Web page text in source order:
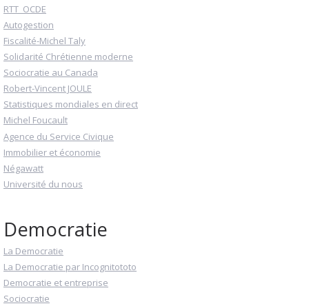
RTT_OCDE
Autogestion
Fiscalité-Michel Taly
Solidarité Chrétienne moderne
Sociocratie au Canada
Robert-Vincent JOULE
Statistiques mondiales en direct
Michel Foucault
Agence du Service Civique
Immobilier et économie
Négawatt
Université du nous
Democratie
La Democratie
La Democratie par Incognitototo
Democratie et entreprise
Sociocratie